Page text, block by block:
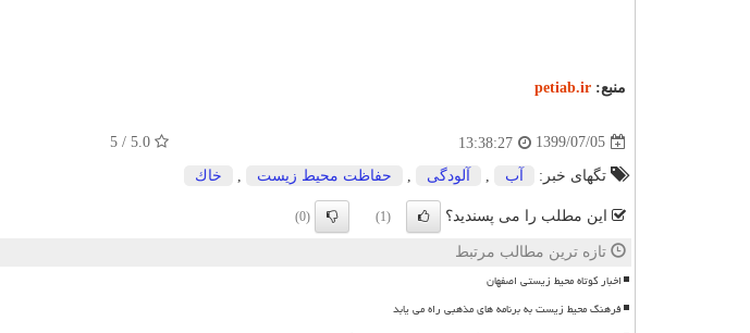
منبع: petiab.ir
1399/07/05
13:38:27
5.0 / 5
تگهای خبر: آب آلودگی حفاظت محیط زیست خاك
این مطلب را می پسندید؟ (1)
(0)
تازه ترین مطالب مرتبط
اخبار کوتاه محیط زیستی اصفهان
فرهنگ محیط زیست به برنامه های مذهبی راه می یابد